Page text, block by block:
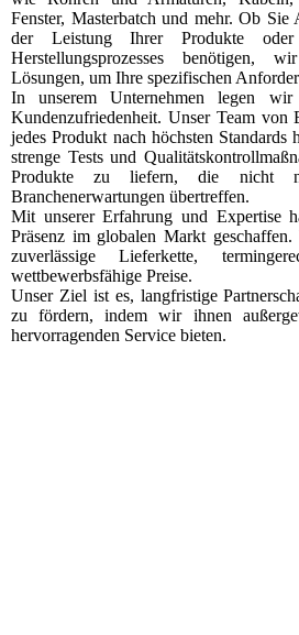
Fenster, Masterbatch und mehr. Ob Sie
der Leistung Ihrer Produkte
Herstellungsprozesses benötigen,
Lösungen, um Ihre spezifischen
In unserem Unternehmen legen
Kundenzufriedenheit. Unser Team von
jedes Produkt nach höchsten
strenge Tests und
Produkte zu liefern, die nicht
Branchenerwartungen übertreffen.
Mit unserer Erfahrung und Expertise
Präsenz im globalen Markt
zuverlässige Lieferkette,
wettbewerbsfähige Preise.
Unser Ziel ist es, langfristige
zu fördern, indem wir ihnen
hervorragenden Service bieten.